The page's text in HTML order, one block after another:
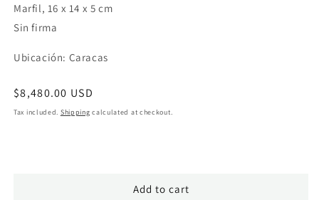
Marfil, 16 x 14 x 5 cm
Sin firma
Ubicación: Caracas
Regular
price
$8,480.00 USD
Tax included. Shipping calculated at checkout.
Add to cart